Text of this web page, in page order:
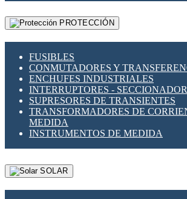
PROTECCIÓN
FUSIBLES
CONMUTADORES Y
ENCHUFES INDUSTRIALES
INTERRUPTORES -
SUPRESORES DE TRANSIENTES
TRANSFORMADORES DE
MEDIDA
INSTRUMENTOS DE MEDIDA
SOLAR